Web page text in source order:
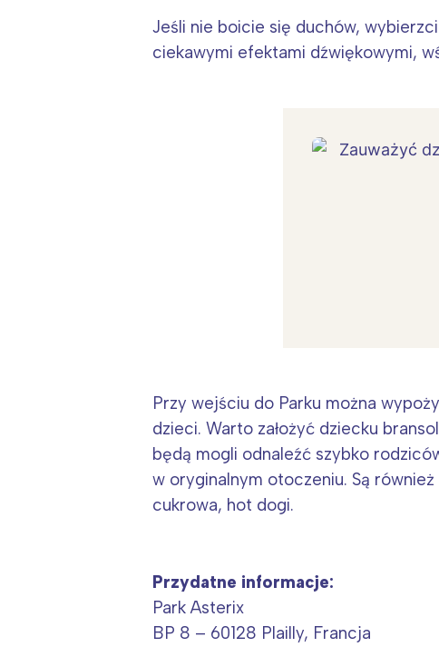
Jeśli nie boicie się duchów,
ciekawymi efektami dźwiękowymi,
Przy wejściu do Parku można
dzieci. Warto założyć dziecku
będą mogli odnaleźć szybko
w oryginalnym otoczeniu. Są
cukrowa, hot dogi.
Przydatne informacje:
Park Asterix
BP 8 – 60128 Plailly, Francja